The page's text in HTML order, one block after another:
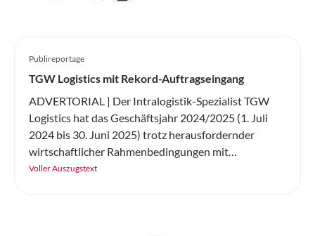
Publireportage
TGW Logistics mit Rekord-Auftragseingang
ADVERTORIAL | Der Intralogistik-Spezialist TGW
Logistics hat das Geschäftsjahr 2024/2025 (1. Juli
2024 bis 30. Juni 2025) trotz herausfordernder
wirtschaftlicher Rahmenbedingungen mit
Rekordwerten abgeschlossen. Der Umsatz des
Voller Auszugstext